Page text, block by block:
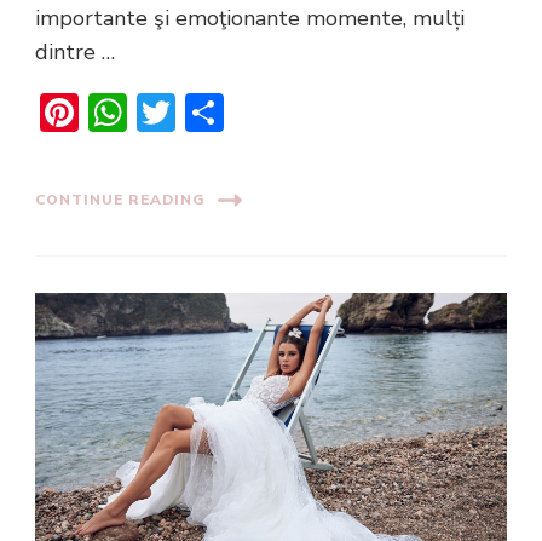
importante şi emoţionante momente, mulți
dintre …
Pinterest
WhatsApp
Twitter
CONTINUE READING